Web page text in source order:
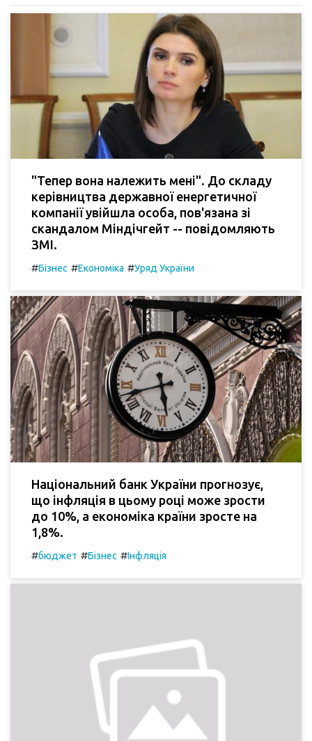
"Тепер вона належить мені". До складу
керівництва державної енергетичної
компанії увійшла особа, пов'язана зі
скандалом Міндічгейт -- повідомляють
ЗМІ.
#Бізнес #Економіка #Уряд України
Національний банк України прогнозує,
що інфляція в цьому році може зрости
до 10%, а економіка країни зросте на
1,8%.
#бюджет #Бізнес #Інфляція